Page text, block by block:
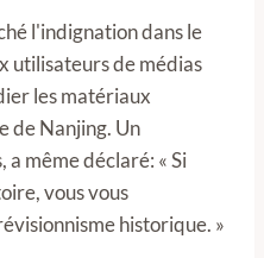
l'indignation dans le
utilisateurs de médias
les matériaux
de Nanjing. Un
même déclaré: « Si
vous vous
historique. »